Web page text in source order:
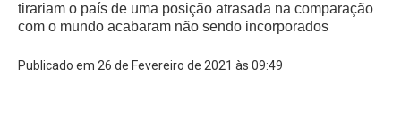
tirariam o país de uma posição atrasada na comparação
com o mundo acabaram não sendo incorporados
Publicado em 26 de Fevereiro de 2021 às 09:49